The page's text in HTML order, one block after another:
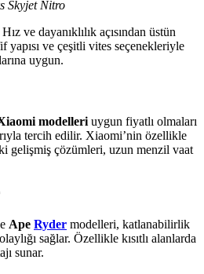
Skyjet Nitro
Hız ve dayanıklılık açısından üstün
yapısı ve çeşitli vites seçenekleriyle
uygun.
modelleri uygun fiyatlı olmaları
tercih edilir. Xiaomi’nin özellikle
gelişmiş çözümleri, uzun menzil vaat
Ape Ryder modelleri, katlanabilirlik
sağlar. Özellikle kısıtlı alanlarda
sunar.